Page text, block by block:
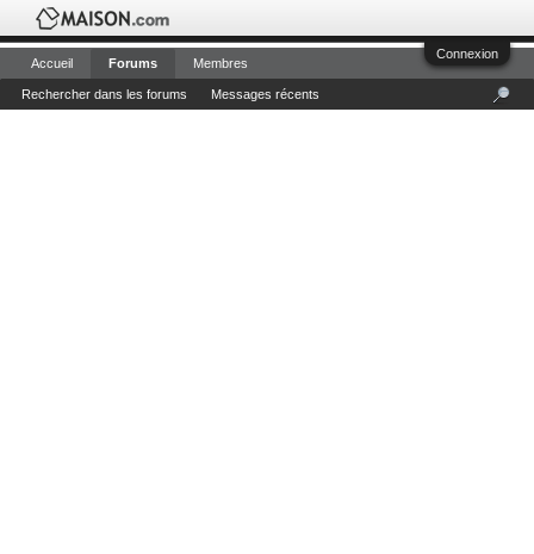
Connexion
Accueil Forums
Rechercher dans les forums Messages récents
Membres